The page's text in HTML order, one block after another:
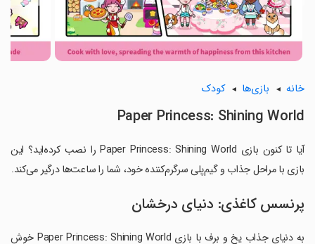
خانه بازی‌ها کودک
Paper Princess: Shining World
آیا تا کنون بازی Paper Princess: Shining World را نصب کرده‌اید؟ این
بازی با مراحل جذاب و گیم‌پلی سرگرم‌کننده خود، شما را ساعت‌ها درگیر می‌کند.
پرنسس کاغذی: دنیای درخشان
به دنیای جذاب یخ و برف با بازی Paper Princess: Shining World خوش